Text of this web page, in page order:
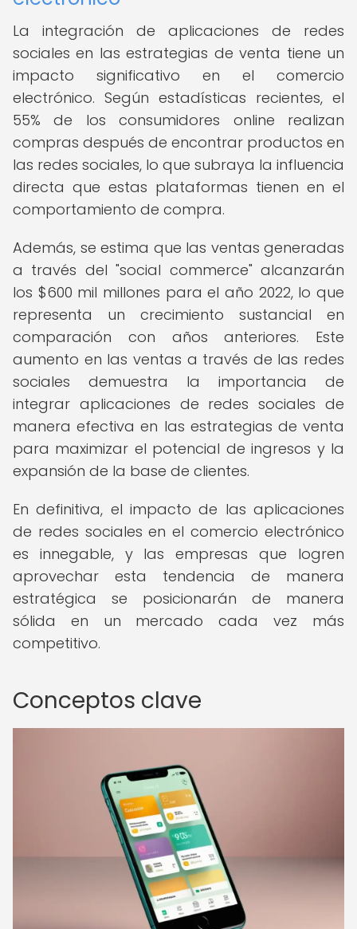
La integración de aplicaciones de redes
sociales en las estrategias de venta tiene un
impacto significativo en el comercio
electrónico. Según estadísticas recientes, el
55% de los consumidores online realizan
compras después de encontrar productos en
las redes sociales, lo que subraya la influencia
directa que estas plataformas tienen en el
comportamiento de compra.
Además, se estima que las ventas generadas
a través del "social commerce" alcanzarán
los $600 mil millones para el año 2022, lo que
representa un crecimiento sustancial en
comparación con años anteriores. Este
aumento en las ventas a través de las redes
sociales demuestra la importancia de
integrar aplicaciones de redes sociales de
manera efectiva en las estrategias de venta
para maximizar el potencial de ingresos y la
expansión de la base de clientes.
En definitiva, el impacto de las aplicaciones
de redes sociales en el comercio electrónico
es innegable, y las empresas que logren
aprovechar esta tendencia de manera
estratégica se posicionarán de manera
sólida en un mercado cada vez más
competitivo.
Conceptos clave